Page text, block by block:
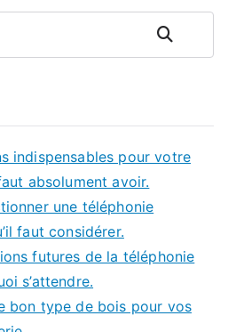
Rechercher
indispensables pour votre
absolument avoir.
une téléphonie
faut considérer.
futures de la téléphonie
s’attendre.
bon type de bois pour vos